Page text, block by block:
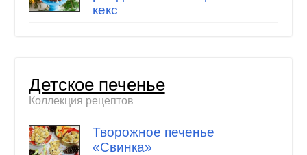
кекс
Детское печенье
Коллекция рецептов
Творожное печенье
«Свинка»